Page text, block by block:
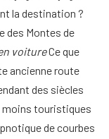
la destination ?
des Montes de
voitureCe que
ancienne route
des siècles
moins touristiques
de courbes